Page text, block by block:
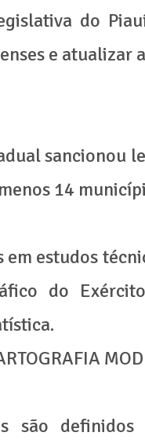
do
e atualizar
sancionou
14
estudos
do
são